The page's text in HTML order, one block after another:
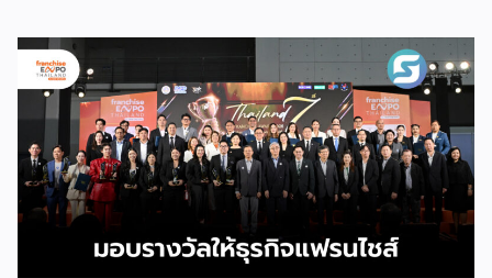
โจว” ซึ่งทรงคุณค่าเป็นยิ่งกว่าการแสดง เพราะทำหน้าที่จดบันทึก
ประวัติศาสตร์การอพยพย้ายถิ่นฐาน สะท้อนภูมิปัญญาทาง
วัฒนธรรมอันรุ่มรวย และตอกย้ำจิตวิญญาณอันแข็งแกร่งของ
ชนเผ่าเหมียวไว้ได้อย่างงดงาม ตำนานเล่าว่า ยามอพยพย้าย
ถิ่นฐานในอดีตกาล เส้นทางของชาวเหมียวต้องเผชิญกับเทือกเขา
สูงชันและพงหนามรกร้าง เพื่อเปิดทางให้เพื่อนพ้องเดินทางผ่าน
พงไพร เหล่าผู้กล้าหาญจึงใช้ร่างกายของตนกลิ้งทับพงหนาม
อย่างไม่เกรงกลัวเพื่อถางทางให้คนในเผ่า ด้วยเหตุนี้ คนรุ่นหลังจึง
ได้จำลองท่วงท่าการกลิ้งตัวดังกล่าวมาต่อยอดและรังสรรค์เป็น
ระบำลู่เซิงอันเป็นเอกลักษณ์ เพื่อรำลึกถึงความกล้าหาญและหยาด